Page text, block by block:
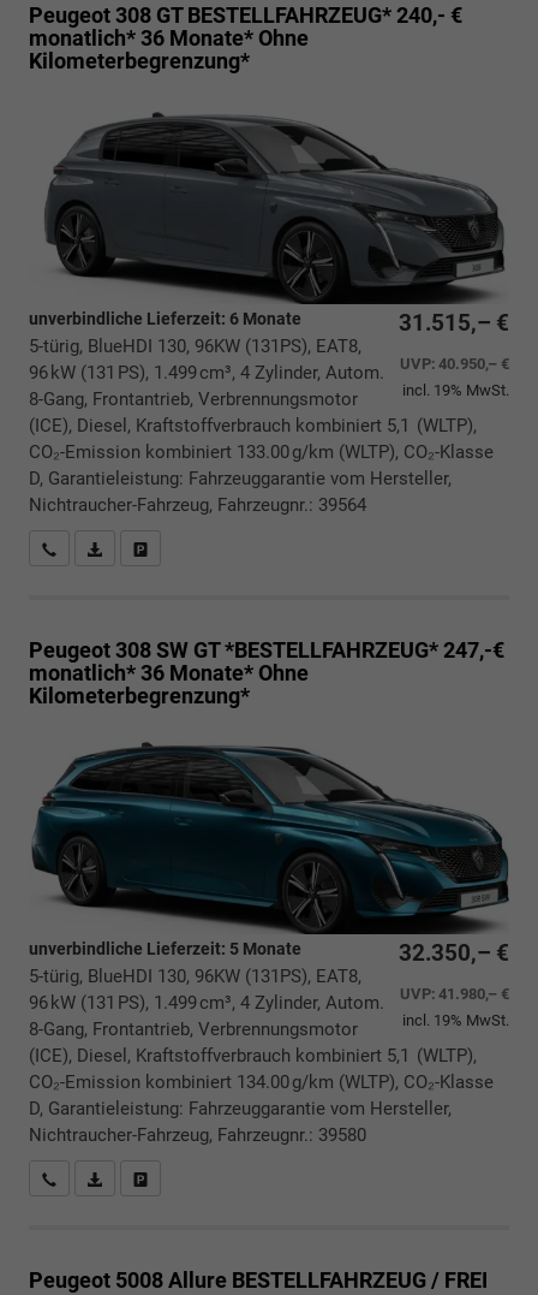
Peugeot 308 GT BESTELLFAHRZEUG* 240,- €
monatlich* 36 Monate* Ohne
Kilometerbegrenzung*
31.515,– €
UVP:40.950,– €
incl. 19% MwSt.
unverbindliche Lieferzeit: 6 Monate
5-türig, BlueHDI 130, 96KW (131PS), EAT8,
96 kW (131 PS), 1.499 cm³, 4 Zylinder, Autom.
8-Gang, Frontantrieb, Verbrennungsmotor
(ICE), Diesel, Kraftstoffverbrauch kombiniert 5,1 (WLTP),
CO₂-Emission kombiniert 133.00 g/km (WLTP), CO₂-Klasse
D, Garantieleistung: Fahrzeuggarantie vom Hersteller,
Nichtraucher-Fahrzeug, Fahrzeugnr.: 39564
Rückrufbitte absenden
PDF-Datei, Fahrzeugexposé drucken
Peugeot 308 SW GT *BESTELLFAHRZEUG* 247,-€
monatlich* 36 Monate* Ohne
Kilometerbegrenzung*
32.350,– €
UVP:41.980,– €
incl. 19% MwSt.
unverbindliche Lieferzeit: 5 Monate
5-türig, BlueHDI 130, 96KW (131PS), EAT8,
96 kW (131 PS), 1.499 cm³, 4 Zylinder, Autom.
8-Gang, Frontantrieb, Verbrennungsmotor
(ICE), Diesel, Kraftstoffverbrauch kombiniert 5,1 (WLTP),
CO₂-Emission kombiniert 134.00 g/km (WLTP), CO₂-Klasse
D, Garantieleistung: Fahrzeuggarantie vom Hersteller,
Nichtraucher-Fahrzeug, Fahrzeugnr.: 39580
Rückrufbitte absenden
PDF-Datei, Fahrzeugexposé drucken
Peugeot 5008Allure BESTELLFAHRZEUG / FREI